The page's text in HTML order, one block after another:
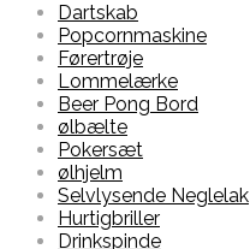
Dartskab
Popcornmaskine
Førertrøje
Lommelærke
Beer Pong Bord
ølbælte
Pokersæt
ølhjelm
Selvlysende Neglelak
Hurtigbriller
Drinkspinde